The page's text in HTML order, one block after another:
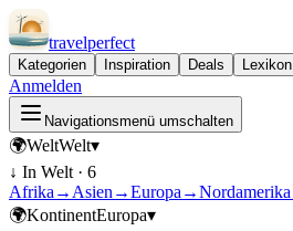
travelperfect
Kategorien Inspiration Deals Lexikon
Anmelden
Navigationsmenü umschalten
🌍WeltWelt▾
↓ In Welt · 6
Afrika → Asien →Europa →Nordamerika
🌍KontinentEuropa▾